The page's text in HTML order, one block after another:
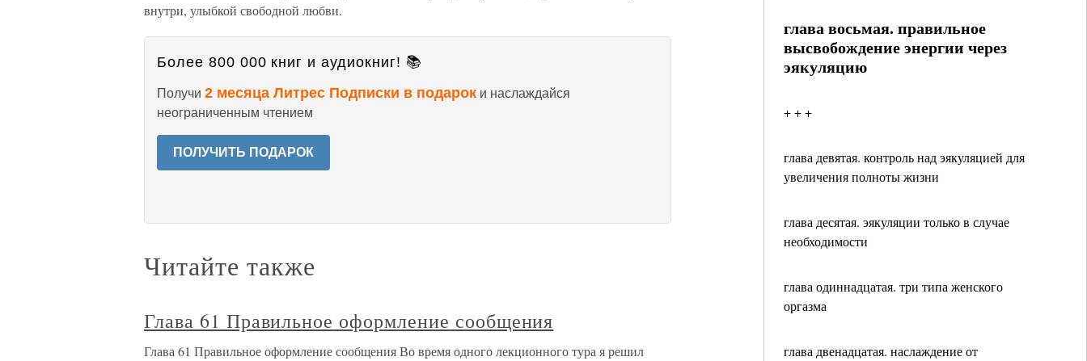
глава восьмая. правильное
высвобождение энергии через
эякуляцию
+ + +
глава девятая. контроль над эякуляцией для
увеличения полноты жизни
глава десятая. эякуляции только в случае
необходимости
глава одиннадцатая. три типа женского
оргазма
глава двенадцатая. наслаждение от
внутри, улыбкой свободной любви.
Более 800 000 книг и аудиокниг! 📚
Получи 2 месяца Литрес Подписки в подарок и наслаждайся
неограниченным чтением
ПОЛУЧИТЬ ПОДАРОК
Читайте также
Глава 61 Правильное оформление сообщения
Глава 61 Правильное оформление сообщения Во время одного лекционного тура я решил